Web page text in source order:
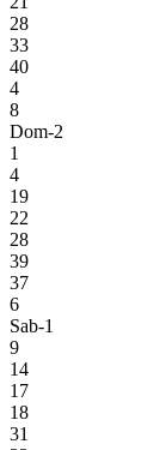
28
33
40
4
8
Dom-2
1
4
19
22
28
39
37
6
Sab-1
9
14
17
18
31